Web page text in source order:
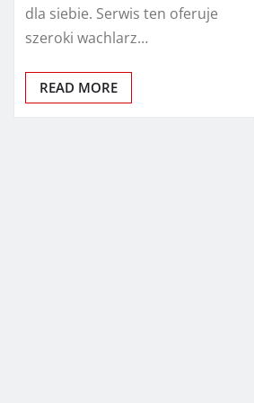
dla siebie. Serwis ten oferuje
szeroki wachlarz…
READ MORE